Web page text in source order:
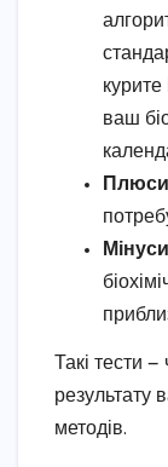
ваш
Такі тести
результату
методів.